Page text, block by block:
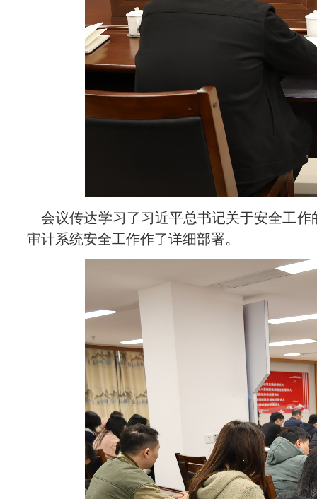
会议传达学习了习近平总书记关于安全工作
审计系统安全工作作了详细部署。